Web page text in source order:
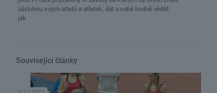
zásluhou svých atletů a atletek, dát o sobě hodně vědět.
jak
Související články